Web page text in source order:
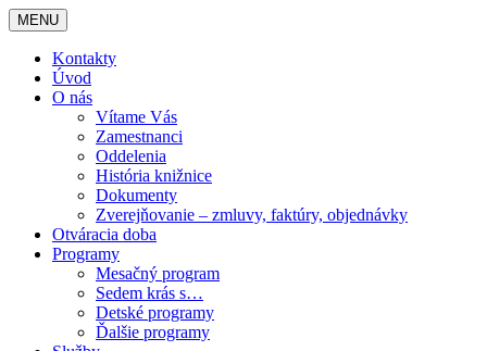
MENU
Kontakty
Úvod
O nás
Vítame Vás
Zamestnanci
Oddelenia
História knižnice
Dokumenty
Zverejňovanie – zmluvy, faktúry, objednávky
Otváracia doba
Programy
Mesačný program
Sedem krás s…
Detské programy
Ďalšie programy